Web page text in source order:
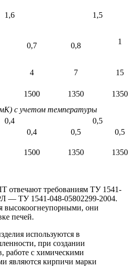
1,6 1,5
0,7 0,8 1
4 7
15
1500 1350
1350
с учетом температуры
0,4
0,5
0,4 0,5
0,5
1500 1350 1350
отвечают требованиям ТУ 1541-
— ТУ 1541-048-05802299-2004.
высокоогнеупорными, они
печей.
используются в
при создании
работе с химическими
являются кирпичи марки